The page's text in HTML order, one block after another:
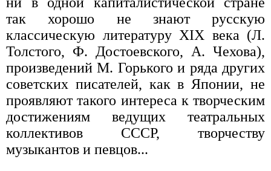
так хорошо не знают русскую
классическую литературу XIX века (Л.
Толстого, Ф. Достоевского, А. Чехова),
произведений М. Горького и ряда других
советских писателей, как в Японии, не
проявляют такого интереса к творческим
достижениям ведущих театральных
коллективов СССР, творчеству
музыкантов и певцов...